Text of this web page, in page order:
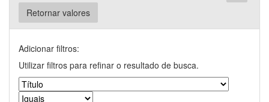
Retornar valores
Adicionar filtros:
Utilizar filtros para refinar o resultado de busca.